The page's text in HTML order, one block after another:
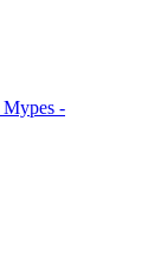
Mypes -